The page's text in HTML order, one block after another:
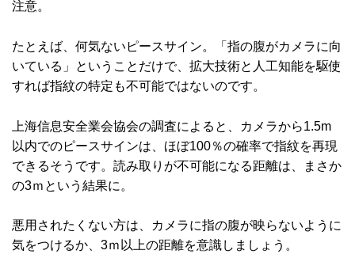
注意。
たとえば、何気ないピースサイン。「指の腹がカメラに向
いている」ということだけで、拡大技術と人工知能を駆使
すれば指紋の特定も不可能ではないのです。
上海信息安全業会協会の調査によると、カメラから1.5m
以内でのピースサインは、ほぼ100％の確率で指紋を再現
できるそうです。読み取りが不可能になる距離は、まさか
の3ｍという結果に。
悪用されたくない方は、カメラに指の腹が映らないように
気をつけるか、3ｍ以上の距離を意識しましょう。